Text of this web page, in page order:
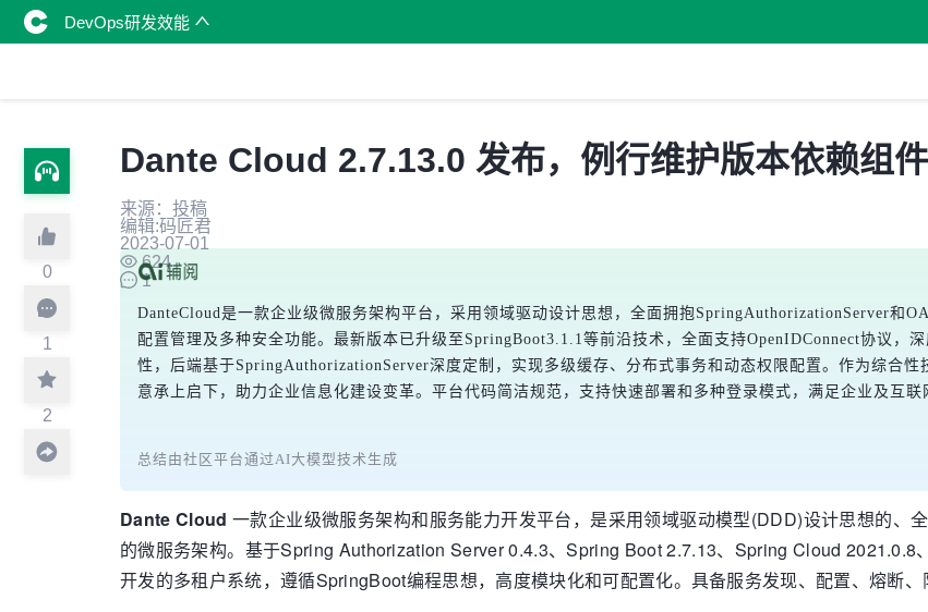
DevOps研发效能
0
1
2
Dante Cloud 2.7.13.0 发布，例行维护版本依赖组
来源：投稿
编辑:码匠君
2023-07-01
624
1
DanteCloud是一款企业级微服务架构平台，采用领域驱动设计思想，全面拥抱SpringAuthorizationServer和
配置管理及多种安全功能。最新版本已升级至SpringBoot3.1.1等前沿技术，全面支持OpenIDConnect协议，
性，后端基于SpringAuthorizationServer深度定制，实现多级缓存、分布式事务和动态权限配置。作为综合
意承上启下，助力企业信息化建设变革。平台代码简洁规范，支持快速部署和多种登录模式，满足企业及互联
总结由社区平台通过AI大模型技术生成
Dante Cloud 一款企业级微服务架构和服务能力开发平台，是采用领域驱动模型(DDD)设计思想的、
的微服务架构。基于Spring Authorization Server 0.4.3、Spring Boot 2.7.13、Spring Cloud
开发的多租户系统，遵循SpringBoot编程思想，高度模块化和可配置化。具备服务发现、配置、熔断